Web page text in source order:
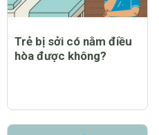
Trẻ bị sởi có nằm điều
hòa được không?